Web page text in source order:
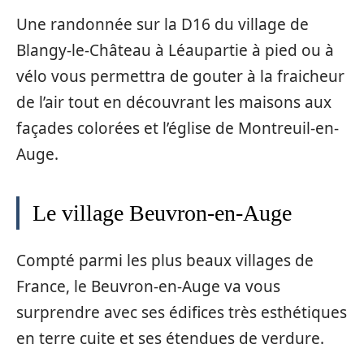
Une randonnée sur la D16 du village de
Blangy-le-Château à Léaupartie à pied ou à
vélo vous permettra de gouter à la fraicheur
de l’air tout en découvrant les maisons aux
façades colorées et l’église de Montreuil-en-
Auge.
Le village Beuvron-en-Auge
Compté parmi les plus beaux villages de
France, le Beuvron-en-Auge va vous
surprendre avec ses édifices très esthétiques
en terre cuite et ses étendues de verdure.